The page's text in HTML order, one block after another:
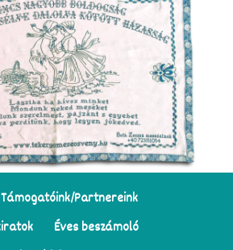
Támogatóink/Partnereink
Éves beszámoló